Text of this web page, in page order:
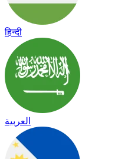
हिन्दी
العربية